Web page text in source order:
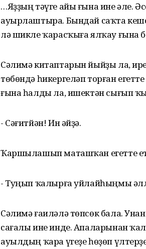
…Яҙҙың тәүге айы ғына ине әле.
ауырлаштыра. Бындай саҡта
лә шикле ҡарасҡыға ялҡау ғына
Сәлимә китаптарын йыйҙы ла,
төбөндә һикергеләп торған
ғына һалды ла, ишектән сығып
- Сәғитйән! Ин әйҙә.
Ҡаршылашып маташҡан егетте
- Туңып ҡалырға уйлайһыңмы
Сәлимә ғаиләлә төпсөк бала.
сағалы ине инде. Апаларынан
ауылдың ҡара үгеҙе һөҙөп